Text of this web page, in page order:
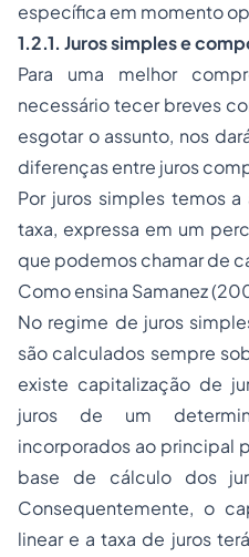
específica em momento
1.2.1. Juros simples e
Para uma melhor
necessário tecer breves
esgotar o assunto, nos
diferenças entre juros
Por juros simples temos
taxa, expressa em um
que podemos chamar de
Como ensina Samanez
No regime de juros
são calculados sempre
existe capitalização de
juros de um
incorporados ao principal
base de cálculo dos
Consequentemente, o
linear e a taxa de juros